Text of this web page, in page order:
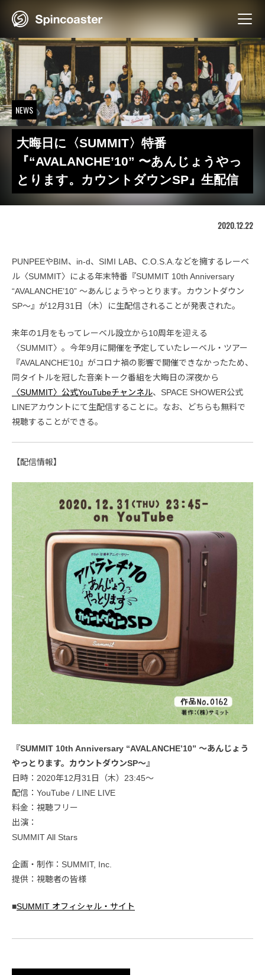
NEWS
大晦日に〈SUMMIT〉特番
『“AVALANCHE’10” 〜あんじょうやっ
とります。カウントダウンSP』生配信
2020.12.22
PUNPEEやBIM、in-d、SIMI LAB、C.O.S.A.などを擁するレーベ
ル〈SUMMIT〉による年末特番『SUMMIT 10th Anniversary
“AVALANCHE’10” 〜あんじょうやっとります。カウントダウン
SP〜』が12月31日（木）に生配信されることが発表された。
来年の1月をもってレーベル設立から10周年を迎える
〈SUMMIT〉。今年9月に開催を予定していたレーベル・ツアー
『AVALANCHE’10』がコロナ禍の影響で開催できなかったため、
同タイトルを冠した音楽トーク番組を大晦日の深夜から
〈SUMMIT〉公式YouTubeチャンネル、SPACE SHOWER公式
LINEアカウントにて生配信することに。なお、どちらも無料で
視聴することができる。
【配信情報】
『SUMMIT 10th Anniversary “AVALANCHE’10” 〜あんじょう
やっとります。カウントダウンSP〜』
日時：2020年12月31日（木）23:45〜
配信：YouTube / LINE LIVE
料金：視聴フリー
出演：
SUMMIT All Stars
企画・制作：SUMMIT, Inc.
提供：視聴者の皆様
■SUMMIT オフィシャル・サイト